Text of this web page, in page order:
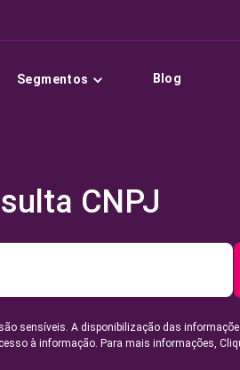
Segmentos Blog
CNPJ
sensíveis. A disponibilização das
à informação. Para mais informações,